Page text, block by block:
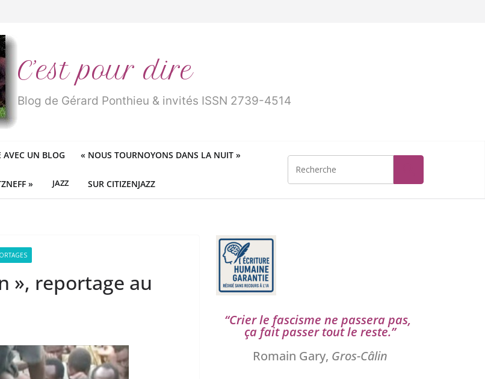
«
dans la soupe
C’est pour dire
Blog de Gérard Ponthieu & invités ISSN 2739-4514
AVEC UN BLOG « NOUS TOURNOYONS DANS LA NUIT »
» JAZZ SUR CITIZENJAZZ
», reportage au
“Crier le fas­cisme ne pas­se­ra pas,
ça fait pas­ser tout le reste.”
Romain Gary, Gros-Câlin